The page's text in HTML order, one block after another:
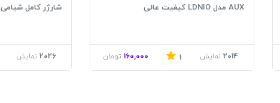
AUX مدل LDNIO کیفیت عالی
2014 نمایش 1
160,000 تومان
شارژر کامل شیامی type-c
2026 نمایش